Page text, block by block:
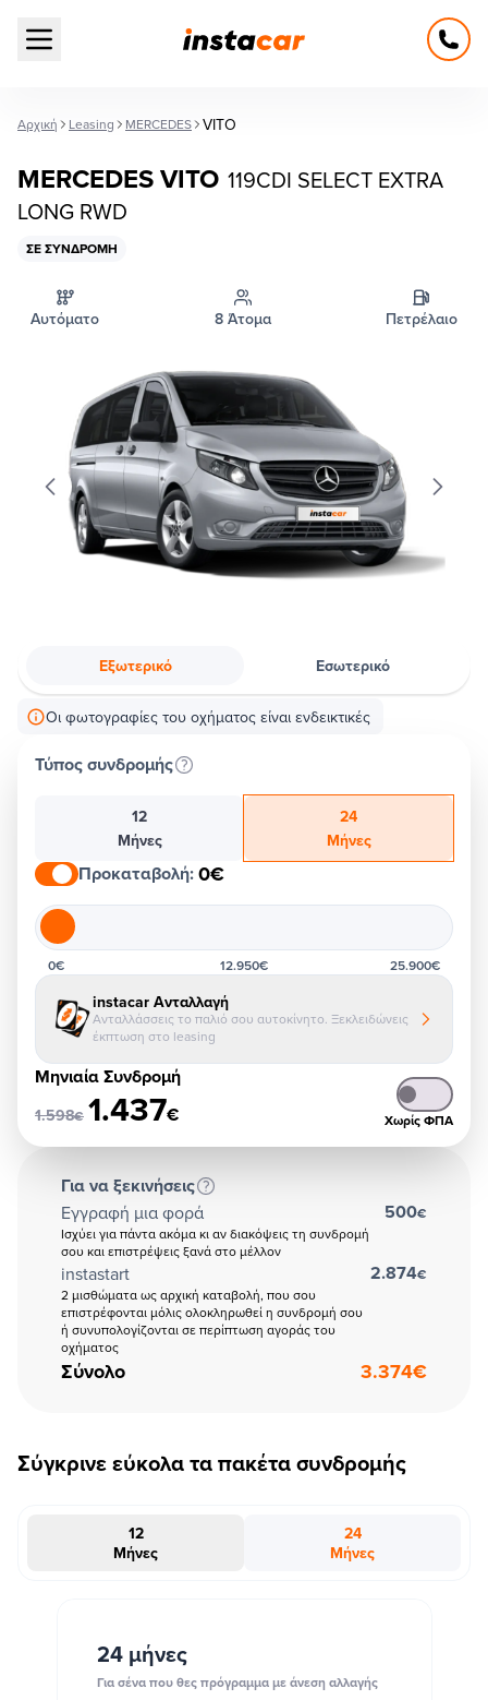
Open main menu
Αρχική Leasing MERCEDES VITO
MERCEDES VITO 119CDI SELECT EXTRA
LONG RWD
ΣΕ ΣΥΝΔΡΟΜΉ
Αυτόματο 8 Άτομα Πετρέλαιο
Εξωτερικό Εσωτερικό
Οι φωτογραφίες του οχήματος είναι ενδεικτικές
Τύπος συνδρομής
12
Μήνες
24
Μήνες
Προκαταβολή:0€
0€ 12.950€ 25.900€
instacar Ανταλλαγή
Ανταλλάσσεις το παλιό σου αυτοκίνητο. Ξεκλειδώνεις
έκπτωση στο leasing
Μηνιαία Συνδρομή
1.598€ 1.437€ Χωρίς ΦΠΑ
Για να ξεκινήσεις
Εγγραφή μια φορά
Ισχύει για πάντα ακόμα κι αν διακόψεις τη συνδρομή
σου και επιστρέψεις ξανά στο μέλλον
500€
instastart
2 μισθώματα ως αρχική καταβολή, που σου
επιστρέφονται μόλις ολοκληρωθεί η συνδρομή σου
ή συνυπολογίζονται σε περίπτωση αγοράς του
οχήματος
2.874€
Σύνολο 3.374€
Σύγκρινε εύκολα τα πακέτα συνδρομής
12
Μήνες
24
Μήνες
24 μήνες
Για σένα που θες πρόγραμμα με άνεση αλλαγής